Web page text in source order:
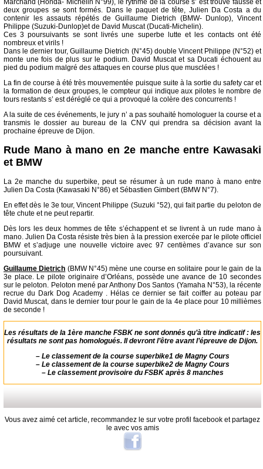
Marchand (Honda- Michelin N°99), le rythme de la course s’ est trouvé faussé et
deux groupes se sont formés. Dans le paquet de tête, Julien Da Costa a du
contenir les assauts répétés de Guillaume Dietrich (BMW- Dunlop), Vincent
Philippe (Suzuki-Dunlop)et de David Muscat (Ducati-Michelin).
Ces 3 poursuivants se sont livrés une superbe lutte et les contacts ont été
nombreux et virils !
Dans le dernier tour, Guillaume Dietrich (N°45) double Vincent Philippe (N°52) et
monte une fois de plus sur le podium. David Muscat et sa Ducati échouent au
pied du podium malgré des attaques en course plus que musclées !
La fin de course à été très mouvementée puisque suite à la sortie du safety car et
la formation de deux groupes, le compteur qui indique aux pilotes le nombre de
tours restants s’ est déréglé ce qui a provoqué la colère des concurrents !
A la suite de ces événements, le jury n’ a pas souhaité homologuer la course et a
transmis le dossier au bureau de la CNV qui prendra sa décision avant la
prochaine épreuve de Dijon.
Rude Mano à mano en 2e manche entre Kawasaki
et BMW
La 2e manche du superbike, peut se résumer à un rude mano à mano entre
Julien Da Costa (Kawasaki N°86) et Sébastien Gimbert (BMW N°7).
En effet dès le 3e tour, Vincent Philippe (Suzuki °52), qui fait partie du peloton de
tête chute et ne peut repartir.
Dès lors les deux hommes de tête s’échappent et se livrent à un rude mano à
mano. Julien Da Costa résiste très bien à la pression exercée par le pilote officiel
BMW et s’adjuge une nouvelle victoire avec 97 centièmes d’avance sur son
poursuivant.
Guillaume Dietrich (BMW N°45) mène une course en solitaire pour le gain de la
3e place. Le pilote originaire d’Orléans, possède une avance de 10 secondes
sur le peloton. Peloton mené par Anthony Dos Santos (Yamaha N°53), la récente
recrue du Dark Dog Academy . Hélas ce dernier se fait coiffer au poteau par
David Muscat, dans le dernier tour pour le gain de la 4e place pour 10 millièmes
de seconde !
Les résultats de la 1ère manche FSBK ne sont donnés qu’à titre indicatif : les
résultats ne sont pas homologués. Il devront l’être avant l’épreuve de Dijon.
– Le classement de la course superbike1 de Magny Cours
– Le classement de la course superbike2 de Magny Cours
– Le classement provisoire du FSBK après 8 manches
Vous avez aimé cet article, recommandez le sur votre profil facebook et partagez
le avec vos amis